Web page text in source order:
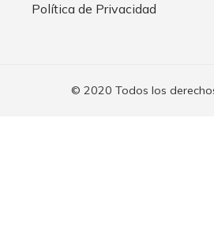
Política de Privacidad
© 2020 Todos los